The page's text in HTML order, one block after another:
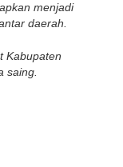
menjadi
daerah.
Kabupaten
saing.